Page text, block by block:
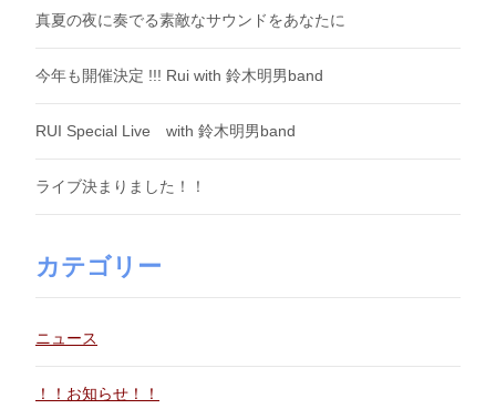
真夏の夜に奏でる素敵なサウンドをあなたに
今年も開催決定 !!! Rui with 鈴木明男band
RUI Special Live with 鈴木明男band
ライブ決まりました！！
カテゴリー
ニュース
！！お知らせ！！